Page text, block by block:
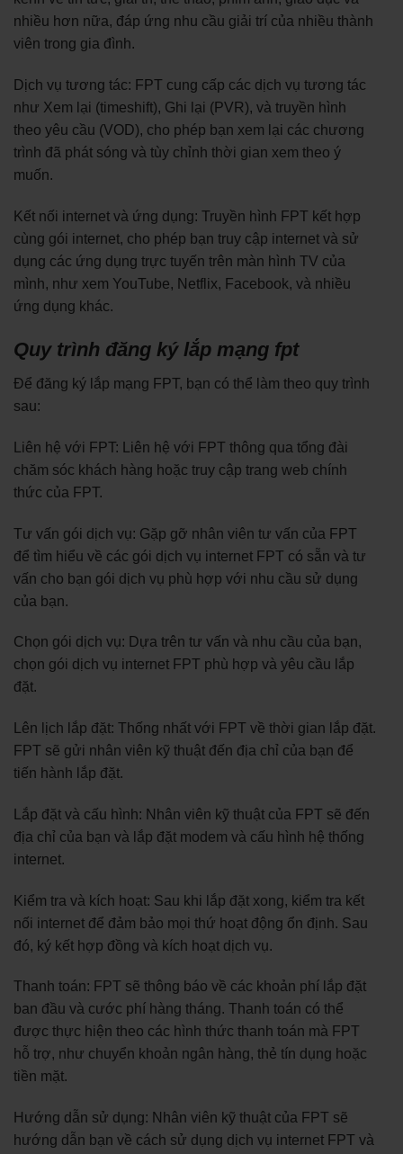
nhiều hơn nữa, đáp ứng nhu cầu giải trí của nhiều thành
viên trong gia đình.
Dịch vụ tương tác: FPT cung cấp các dịch vụ tương tác
như Xem lại (timeshift), Ghi lại (PVR), và truyền hình
theo yêu cầu (VOD), cho phép bạn xem lại các chương
trình đã phát sóng và tùy chỉnh thời gian xem theo ý
muốn.
Kết nối internet và ứng dụng: Truyền hình FPT kết hợp
cùng gói internet, cho phép bạn truy cập internet và sử
dụng các ứng dụng trực tuyến trên màn hình TV của
mình, như xem YouTube, Netflix, Facebook, và nhiều
ứng dụng khác.
Quy trình đăng ký lắp mạng fpt
Để đăng ký lắp mạng FPT, bạn có thể làm theo quy trình
sau:
Liên hệ với FPT: Liên hệ với FPT thông qua tổng đài
chăm sóc khách hàng hoặc truy cập trang web chính
thức của FPT.
Tư vấn gói dịch vụ: Gặp gỡ nhân viên tư vấn của FPT
để tìm hiểu về các gói dịch vụ internet FPT có sẵn và tư
vấn cho bạn gói dịch vụ phù hợp với nhu cầu sử dụng
của bạn.
Chọn gói dịch vụ: Dựa trên tư vấn và nhu cầu của bạn,
chọn gói dịch vụ internet FPT phù hợp và yêu cầu lắp
đặt.
Lên lịch lắp đặt: Thống nhất với FPT về thời gian lắp đặt.
FPT sẽ gửi nhân viên kỹ thuật đến địa chỉ của bạn để
tiến hành lắp đặt.
Lắp đặt và cấu hình: Nhân viên kỹ thuật của FPT sẽ đến
địa chỉ của bạn và lắp đặt modem và cấu hình hệ thống
internet.
Kiểm tra và kích hoạt: Sau khi lắp đặt xong, kiểm tra kết
nối internet để đảm bảo mọi thứ hoạt động ổn định. Sau
đó, ký kết hợp đồng và kích hoạt dịch vụ.
Thanh toán: FPT sẽ thông báo về các khoản phí lắp đặt
ban đầu và cước phí hàng tháng. Thanh toán có thể
được thực hiện theo các hình thức thanh toán mà FPT
hỗ trợ, như chuyển khoản ngân hàng, thẻ tín dụng hoặc
tiền mặt.
Hướng dẫn sử dụng: Nhân viên kỹ thuật của FPT sẽ
hướng dẫn bạn về cách sử dụng dịch vụ internet FPT và